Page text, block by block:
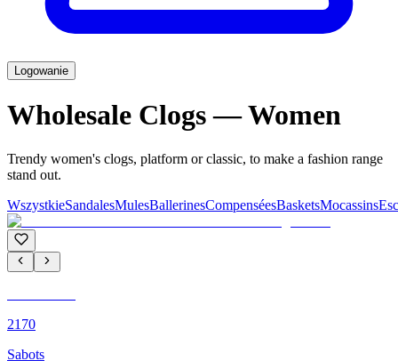
Logowanie
Wholesale Clogs — Women
Trendy women's clogs, platform or classic, to make a fashion range
stand out.
WszystkieSandalesMulesBallerinesCompenséesBasketsMocassins
2170
Sabots